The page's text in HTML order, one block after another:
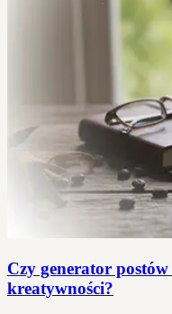
Czy generator
kreatywności?